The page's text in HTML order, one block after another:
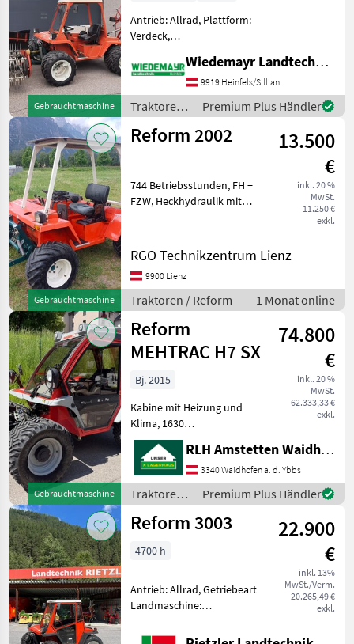
Gebrauchtmaschine
Antrieb: Allrad, Plattform:
Verdeck,
Höchstgeschwindigkeit in
km/h: 25 km/h,
Fronthydraulik,
Frontzapfwelle, 4-Rad
Bremse, Fahrzeugpapiere
vorhande
Wiedemayr Landtechnik GmbH
9919 Heinfels/Sillian
Traktoren /
Reform
Premium Plus Händler
Gebrauchtmaschine
Reform 2002
13.500
€
inkl. 20 %
MwSt.
11.250 €
exkl.
744 Betriebsstunden, FH +
FZW, Heckhydraulik mit
Traktoren Mäh- und
Bergtraks
RGO Technikzentrum Lienz
9900 Lienz
Traktoren / Reform 1 Monat online
Gebrauchtmaschine
Reform
MEHTRAC H7 SX
74.800
€
inkl. 20 %
MwSt.
62.333,33 €
exkl.
Bj. 2015
Kabine mit Heizung und
Klima, 1630
Betriebsstunden Traktoren
Mäh- und Bergtraks
RLH Amstetten Waidhofen/Ybbs
3340 Waidhofen a. d. Ybbs
Traktoren /
Reform
Premium Plus Händler
Reform 3003
22.900
€
inkl. 13%
MwSt./Verm.
20.265,49 €
exkl.
4700 h
Antrieb: Allrad, Getriebeart
Landmaschine:
Kabine, Fronthydraulik,